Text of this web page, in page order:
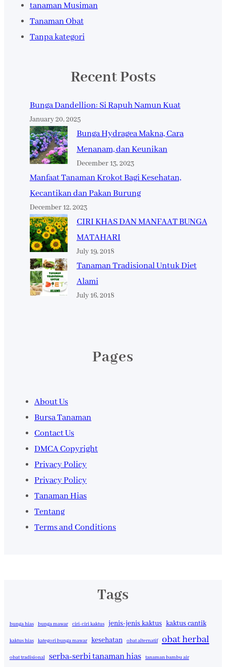
tanaman Musiman
Tanaman Obat
Tanpa kategori
Recent Posts
Bunga Dandellion: Si Rapuh Namun Kuat
January 20, 2025
Bunga Hydragea Makna, Cara
Menanam, dan Keunikan
December 13, 2023
Manfaat Tanaman Krokot Bagi Kesehatan,
Kecantikan dan Pakan Burung
December 12, 2023
CIRI KHAS DAN MANFAAT BUNGA
MATAHARI
July 19, 2018
Tanaman Tradisional Untuk Diet
Alami
July 16, 2018
Pages
About Us
Bursa Tanaman
Contact Us
DMCA Copyright
Privacy Policy
Privacy Policy
Tanaman Hias
Tentang
Terms and Conditions
Tags
bunga hias bunga mawar ciri-ciri kaktus jenis-jenis kaktus kaktus cantik
kaktus hias kategori bunga mawar kesehatan obat alternatif obat herbal
obat tradisional serba-serbi tanaman hias tanaman bambu air